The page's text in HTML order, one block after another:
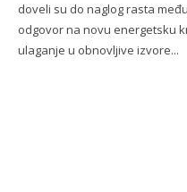
doveli su do naglog rasta
odgovor na novu energetsku
ulaganje u obnovljive izvore...